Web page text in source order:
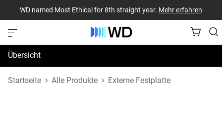
WD named Most Ethical for 8th straight year. Mehr erfahren
Übersicht
Technische Daten
Startseite Alle Produkte Externe Festplatte